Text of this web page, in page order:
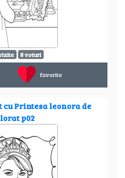
8 voturi
favorite
cu Printesa leonora de
p02